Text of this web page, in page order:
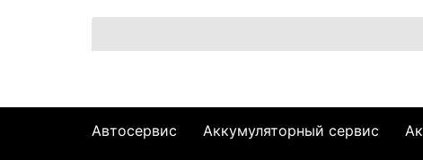
Автосервис Аккумуляторный сервис